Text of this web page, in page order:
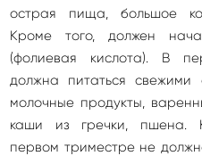
острая пища, большое
Кроме того, должен
(фолиевая кислота). В
должна питаться
молочные продукты,
каши из гречки, пшена.
первом триместре не